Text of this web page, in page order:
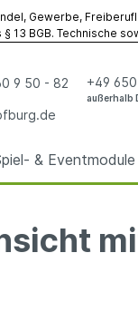
Gewerbe,
13 BGB. Technische
9 50 - 82 +49
außerhalb
& Eventmodule